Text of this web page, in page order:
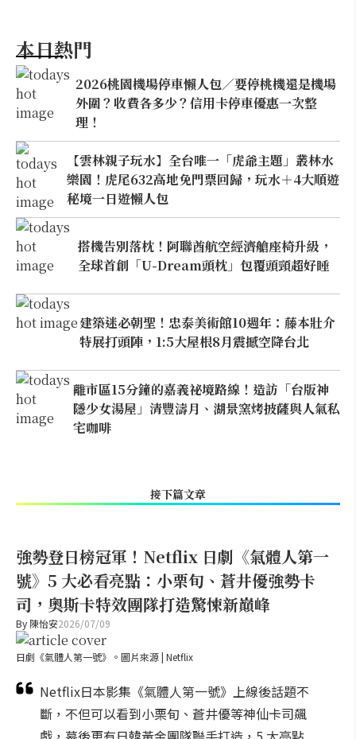
本日熱門
2026桃園機場停車懶人包／要停桃機還是機場
外圍？收費各多少？信用卡停車優惠一次整
理！
【雲林親子玩水】全台唯一「虎爺主題」叢林水
樂園！虎尾632高地免門票回歸，玩水＋4大順遊
秘境一日遊懶人包
搭機告別落枕！阿聯酋航空經濟艙座椅升級，
全球首創「U-Dream頭枕」包覆頭頸超好睡
建築迷必朝聖！忠泰美術館10週年：藤本壯介
特展打頭陣，1:5大屋根8月震撼空降台北
離市區15分鐘的嘉義祕境路線！造訪「台版神
隱少女湯屋」清豐濤月、湖景窯烤披薩與人氣私
宅咖啡
接下篇文章
強勢登日榜冠軍！Netflix 日劇《氣體人第一
號》5 大必看亮點：小栗旬、蒼井優強勢卡
司，奧斯卡特效團隊打造驚悚新巔峰
By 陳怡安2026/07/09
日劇《氣體人第一號》。圖片來源 | Netflix
Netflix日本影集《氣體人第一號》上線後話題不
斷，不但可以看到小栗旬、蒼井優等神仙卡司飆